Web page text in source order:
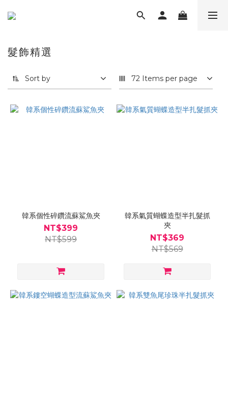
髮飾精選
Sort by 72 Items per page
韓系個性碎鑽流蘇鯊魚夾
NT$399
NT$599
韓系氣質蝴蝶造型半扎髮抓
夾
NT$369
NT$569